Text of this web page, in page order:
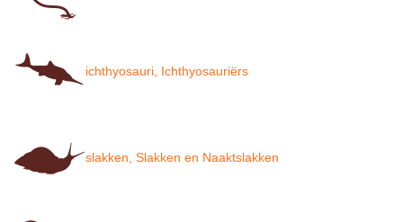
ichthyosauri, Ichthyosauriërs
slakken, Slakken en Naaktslakken